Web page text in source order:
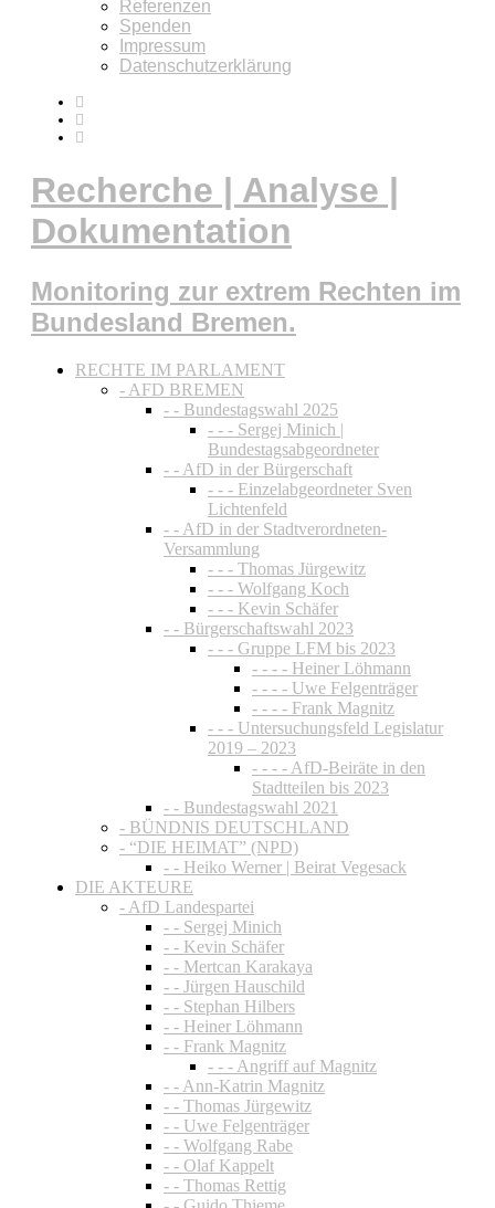
Referenzen
Spenden
Impressum
Datenschutzerklärung
Recherche | Analyse |
Dokumentation
Monitoring zur extrem Rechten im
Bundesland Bremen.
RECHTE IM PARLAMENT
- AFD BREMEN
- - Bundestagswahl 2025
- - - Sergej Minich |
Bundestagsabgeordneter
- - AfD in der Bürgerschaft
- - - Einzelabgeordneter Sven
Lichtenfeld
- - AfD in der Stadtverordneten-
Versammlung
- - - Thomas Jürgewitz
- - - Wolfgang Koch
- - - Kevin Schäfer
- - Bürgerschaftswahl 2023
- - - Gruppe LFM bis 2023
- - - - Heiner Löhmann
- - - - Uwe Felgenträger
- - - - Frank Magnitz
- - - Untersuchungsfeld Legislatur
2019 – 2023
- - - - AfD-Beiräte in den
Stadtteilen bis 2023
- - Bundestagswahl 2021
- BÜNDNIS DEUTSCHLAND
- “DIE HEIMAT” (NPD)
- - Heiko Werner | Beirat Vegesack
DIE AKTEURE
- AfD Landespartei
- - Sergej Minich
- - Kevin Schäfer
- - Mertcan Karakaya
- - Jürgen Hauschild
- - Stephan Hilbers
- - Heiner Löhmann
- - Frank Magnitz
- - - Angriff auf Magnitz
- - Ann-Katrin Magnitz
- - Thomas Jürgewitz
- - Uwe Felgenträger
- - Wolfgang Rabe
- - Olaf Kappelt
- - Thomas Rettig